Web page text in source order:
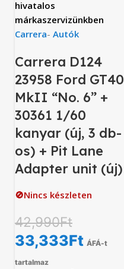
hivatalos
márkaszervizünkben
Carrera- Autók
Carrera D124
23958 Ford GT40
MkII “No. 6” +
30361 1/60
kanyar (új, 3 db-
os) + Pit Lane
Adapter unit (új)
🚫Nincs készleten
42,990Ft
33,333Ft ÁFÁ-t
tartalmaz